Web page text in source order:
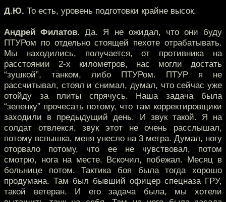
Д.Ю. То есть, уровень подготовки крайне высок.
Андрей Филатов. Да. Я не ожидал, что они буду
ПТУРом по отдельно стоящей пехоте отрабатывать.
Мы находились, получается, от противника на
расстоянии 2-х километров, нас могли достать
“зушкой”, танком, либо ПТУРом. ПТУР я не
рассчитывал, стоял и снимал, думал, что сейчас уже
отойду за плиты спрячусь. Наша задача была
“зеленку” прочесать потому, что там корректировщики
заходили в предыдущий день. И звук такой. Я на
солдат отвлекся, звук этот не очень расслышал,
потому вспышка, меня унесло на 3 метра. Думал, ногу
оторвало потому, что ее не чувствовал, потом
смотрю, нога на месте. Вскочил, побежал. Месяц в
больнице потом. Тактика боя была тогда хорошо
продумана. Там был бывший офицер спецназа ГРУ,
такой ветеран. И его задача была, мы хотели